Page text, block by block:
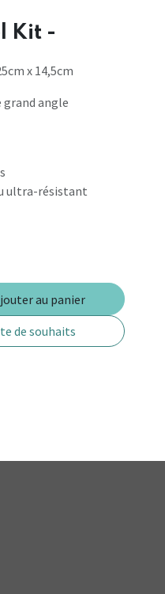
Kit -
x 14,5cm
grand angle
ultra-résistant
au panier
de souhaits